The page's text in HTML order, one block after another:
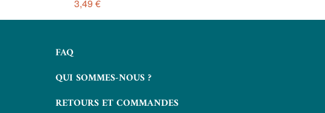
3,49 €
FAQ
QUI SOMMES-NOUS ?
RETOURS ET COMMANDES